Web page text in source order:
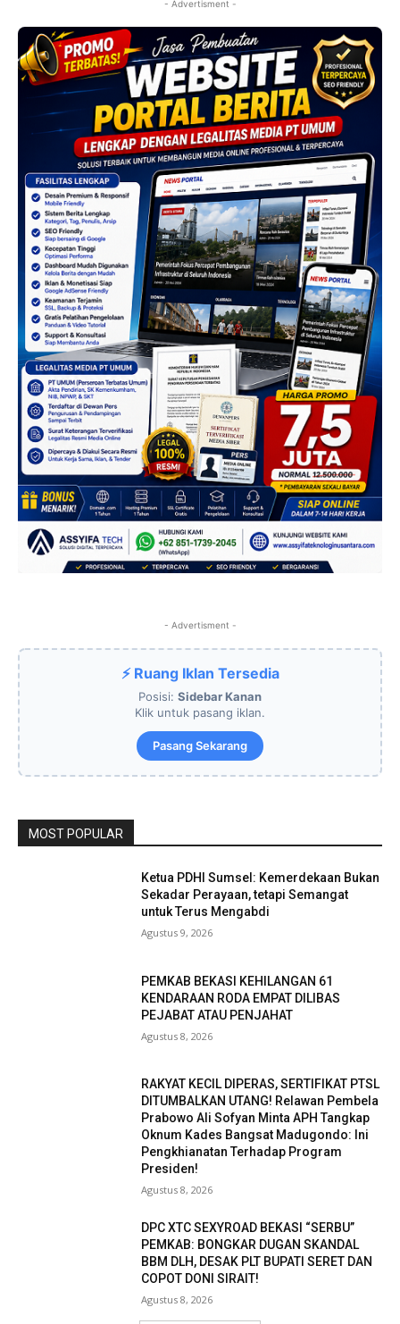
- Advertisment -
- Advertisment -
⚡ Ruang Iklan Tersedia
Posisi: Sidebar Kanan
Klik untuk pasang iklan.
Pasang Sekarang
MOST POPULAR
Ketua PDHI Sumsel: Kemerdekaan Bukan
Sekadar Perayaan, tetapi Semangat
untuk Terus Mengabdi
Agustus 9, 2026
PEMKAB BEKASI KEHILANGAN 61
KENDARAAN RODA EMPAT DILIBAS
PEJABAT ATAU PENJAHAT
Agustus 8, 2026
RAKYAT KECIL DIPERAS, SERTIFIKAT PTSL
DITUMBALKAN UTANG! Relawan Pembela
Prabowo Ali Sofyan Minta APH Tangkap
Oknum Kades Bangsat Madugondo: Ini
Pengkhianatan Terhadap Program
Presiden!
Agustus 8, 2026
DPC XTC SEXYROAD BEKASI “SERBU”
PEMKAB: BONGKAR DUGAN SKANDAL
BBM DLH, DESAK PLT BUPATI SERET DAN
COPOT DONI SIRAIT!
Agustus 8, 2026